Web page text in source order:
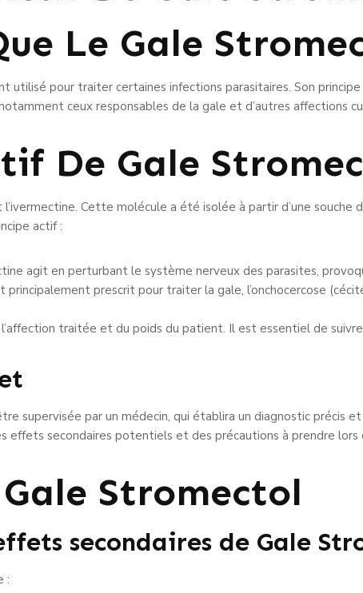
Le Gale
utilisé pour traiter certaines infections parasitaires. Son
ceux responsables de la gale et d’autres affections
De Gale
Cette molécule a été isolée à partir d’une souche
actif :
agit en perturbant le système nerveux des parasites,
principalement prescrit pour traiter la gale, l’onchocercose
traitée et du poids du patient. Il est essentiel de suivre
supervisée par un médecin, qui établira un diagnostic précis
secondaires potentiels et des précautions à prendre lors
Gale Stromectol
secondaires de Gale
: